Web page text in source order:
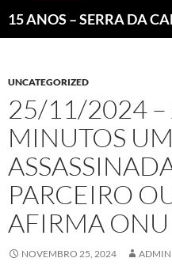
UNCATEGORIZED
25/11/2024 –
MINUTOS
PARCEIRO
AFIRMA ONU
NOVEMBRO 25, 2024 ADMIN